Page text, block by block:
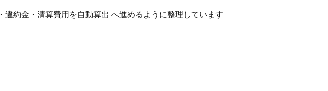
約金・清算費用を自動算出 へ進めるように整理しています